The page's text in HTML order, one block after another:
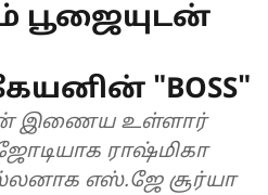
பூஜையுடன்
"BOSS"
இணைய உள்ளார்
ராஷ்மிகா
எஸ்.ஜே சூர்யா